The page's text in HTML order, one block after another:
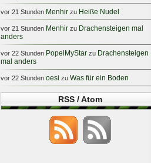
vor 21 Stunden Menhir zu Heiße Nudel
vor 21 Stunden Menhir zu Drachensteigen mal
anders
vor 22 Stunden PopelMyStar zu Drachensteigen
mal anders
vor 22 Stunden oesi zu Was für ein Boden
RSS / Atom